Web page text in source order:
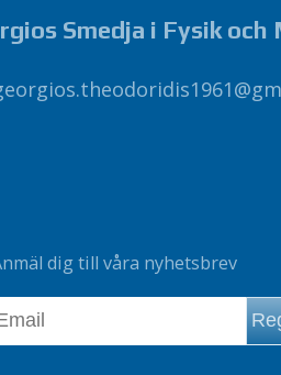
Smedja i Fysik
@
dig till våra nyhetsbrev